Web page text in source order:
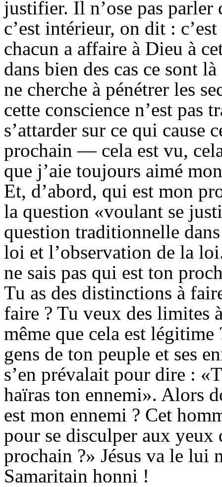
justifier. Il n’ose pas
c’est intérieur, on dit :
chacun a affaire à Dieu à
dans bien des cas ce sont
ne cherche à pénétrer les
cette conscience n’est pas
s’attarder sur ce qui cause
prochain — cela est vu,
que j’aie toujours aimé
Et, d’abord, qui est mon
la question «voulant se
question traditionnelle
loi et l’observation de la
ne sais pas qui est ton
Tu as des distinctions à
faire ? Tu veux des limites
même que cela est
gens de ton peuple et ses
s’en prévalait pour dire :
haïras ton ennemi». Alors
est mon ennemi ? Cet
pour se disculper aux yeux
prochain ?» Jésus va le lui
Samaritain honni !